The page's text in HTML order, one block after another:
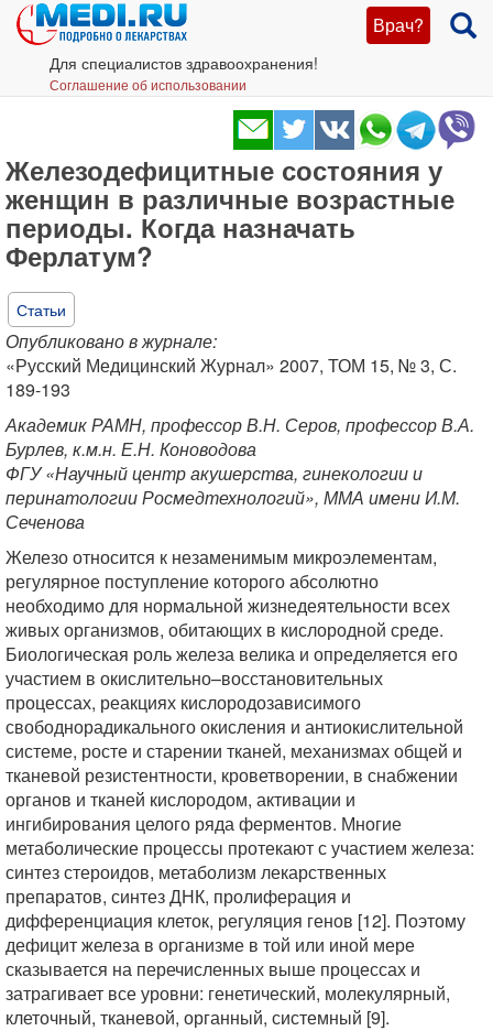
Врач?
Для специалистов здравоохранения!
Соглашение об использовании
Железодефицитные состояния у
женщин в различные возрастные
периоды. Когда назначать
Ферлатум?
Статьи
Опубликовано в журнале:
«Русский Медицинский Журнал» 2007, ТОМ 15, № 3, С.
189-193
Академик РАМН, профессор В.Н. Серов, профессор В.А.
Бурлев, к.м.н. Е.Н. Коноводова
ФГУ «Научный центр акушерства, гинекологии и
перинатологии Росмедтехнологий», ММА имени И.М.
Сеченова
Железо относится к незаменимым микроэлементам,
регулярное поступление которого абсолютно
необходимо для нормальной жизнедеятельности всех
живых организмов, обитающих в кислородной среде.
Биологическая роль железа велика и определяется его
участием в окислительно–восстановительных
процессах, реакциях кислородозависимого
свободнорадикального окисления и антиокислительной
системе, росте и старении тканей, механизмах общей и
тканевой резистентности, кроветворении, в снабжении
органов и тканей кислородом, активации и
ингибирования целого ряда ферментов. Многие
метаболические процессы протекают с участием железа:
синтез стероидов, метаболизм лекарственных
препаратов, синтез ДНК, пролиферация и
дифференциация клеток, регуляция генов [12]. Поэтому
дефицит железа в организме в той или иной мере
сказывается на перечисленных выше процессах и
затрагивает все уровни: генетический, молекулярный,
клеточный, тканевой, органный, системный [9].